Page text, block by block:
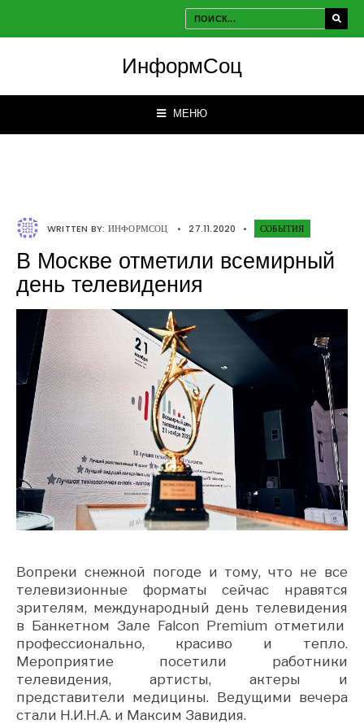
ИнформСоц
МЕНЮ
WRITTEN BY: ИНФОРМСОЦ • 27.11.2020 • СОБЫТИЯ
В Москве отметили всемирный
день телевидения
Вопреки снежной погоде и тому, что не все
телевизионные форматы сейчас нравятся
зрителям, международный день телевидения
в Банкетном Зале Falcon Premium отметили
профессионально, красиво и тепло.
Мероприятие посетили работники
телевидения, артисты, актеры и
представители медицины. Ведущими вечера
стали Н.И.Н.A. и Максим Завидия.